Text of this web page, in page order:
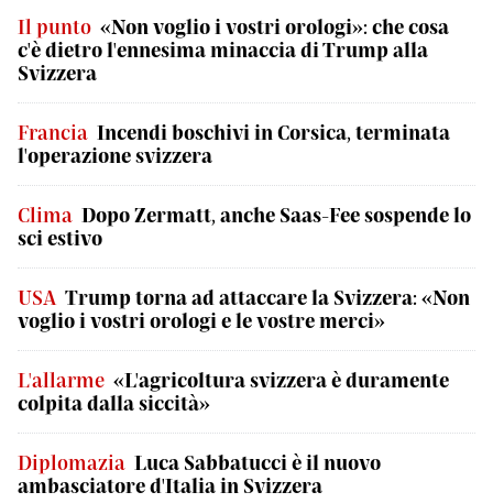
Il punto «Non voglio i vostri orologi»: che cosa
c'è dietro l'ennesima minaccia di Trump alla
Svizzera
Francia Incendi boschivi in Corsica, terminata
l'operazione svizzera
Clima Dopo Zermatt, anche Saas-Fee sospende lo
sci estivo
USA Trump torna ad attaccare la Svizzera: «Non
voglio i vostri orologi e le vostre merci»
L'allarme «L'agricoltura svizzera è duramente
colpita dalla siccità»
Diplomazia Luca Sabbatucci è il nuovo
ambasciatore d'Italia in Svizzera